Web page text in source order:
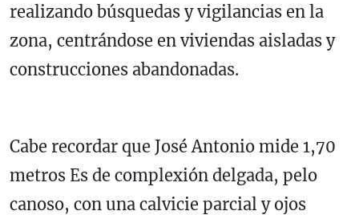
realizando búsquedas y vigilancias en la
zona, centrándose en viviendas aisladas y
construcciones abandonadas.
Cabe recordar que José Antonio mide 1,70
metros Es de complexión delgada, pelo
canoso, con una calvicie parcial y ojos